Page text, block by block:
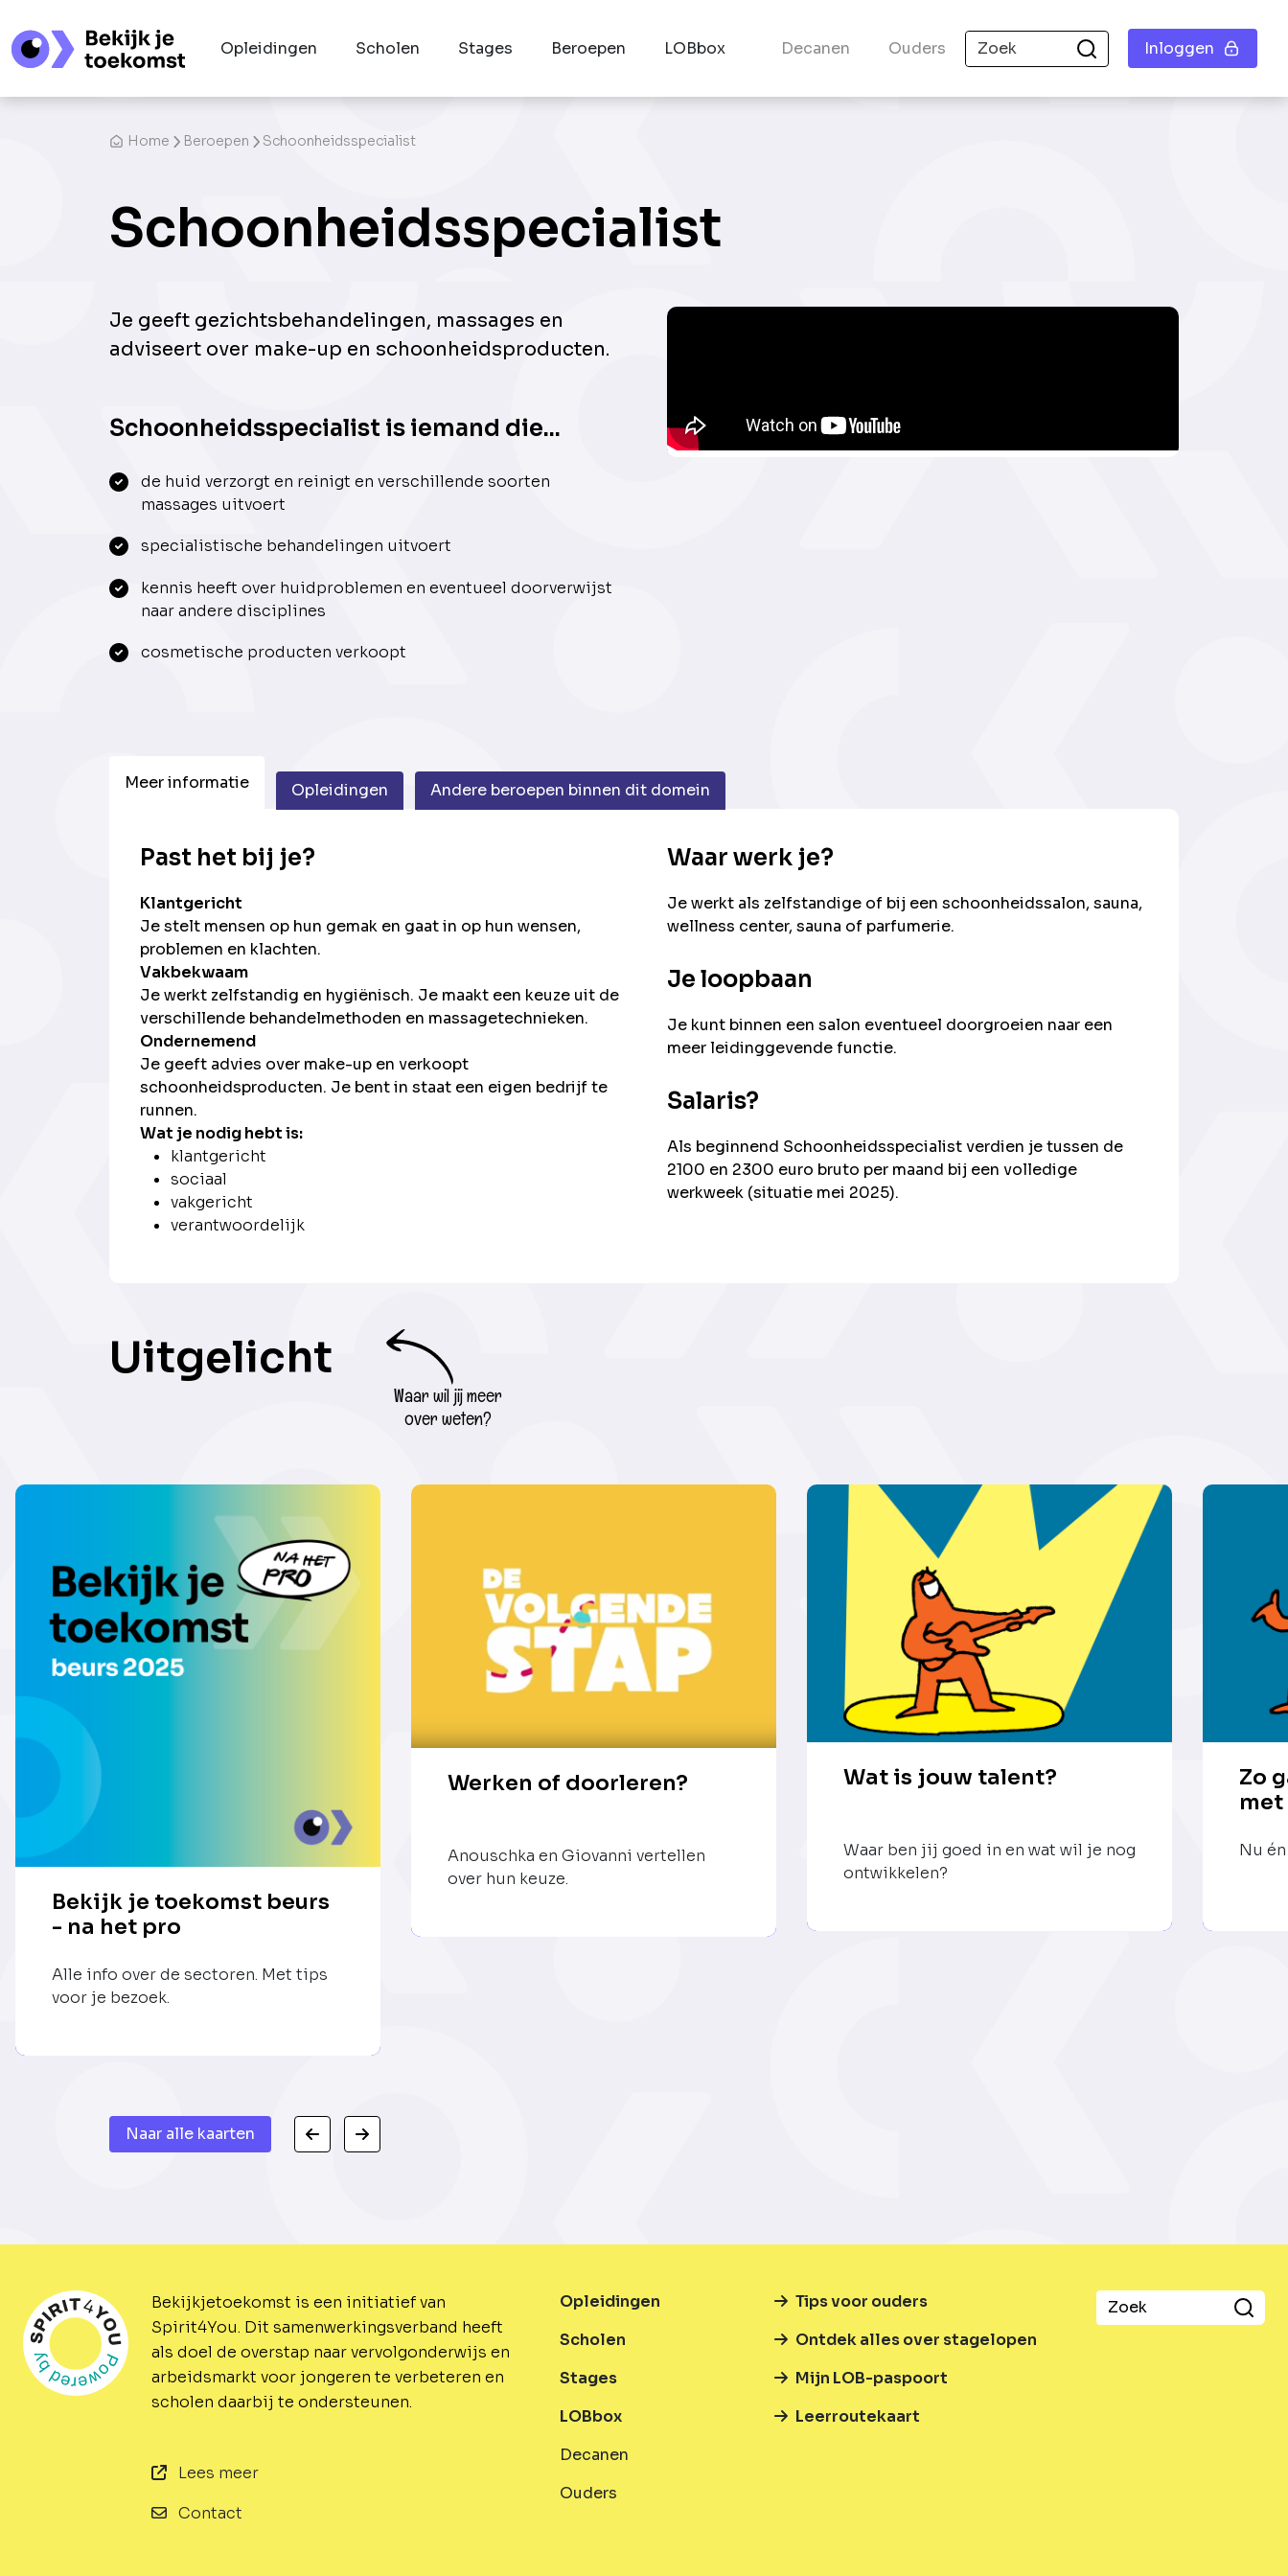
Opleidingen Scholen Stages Beroepen LOBbox Decanen Ouders Inloggen
Home Beroepen Schoonheidsspecialist
Schoonheidsspecialist
Je geeft gezichtsbehandelingen, massages en
adviseert over make-up en schoonheidsproducten.
Schoonheidsspecialist is iemand die...
de huid verzorgt en reinigt en verschillende soorten
massages uitvoert
specialistische behandelingen uitvoert
kennis heeft over huidproblemen en eventueel doorverwijst
naar andere disciplines
cosmetische producten verkoopt
Meer informatie Opleidingen Andere beroepen binnen dit domein
Past het bij je?
Klantgericht
Je stelt mensen op hun gemak en gaat in op hun wensen,
problemen en klachten.
Vakbekwaam
Je werkt zelfstandig en hygiënisch. Je maakt een keuze uit de
verschillende behandelmethoden en massagetechnieken.
Ondernemend
Je geeft advies over make-up en verkoopt
schoonheidsproducten. Je bent in staat een eigen bedrijf te
runnen.
Wat je nodig hebt is:
klantgericht
sociaal
vakgericht
verantwoordelijk
Waar werk je?
Je werkt als zelfstandige of bij een schoonheidssalon, sauna,
wellness center, sauna of parfumerie.
Je loopbaan
Je kunt binnen een salon eventueel doorgroeien naar een
meer leidinggevende functie.
Salaris?
Als beginnend Schoonheidsspecialist verdien je tussen de
2100 en 2300 euro bruto per maand bij een volledige
werkweek (situatie mei 2025).
Uitgelicht
Waar wil jij meer
over weten?
Bekijk je toekomst beurs
- na het pro
Alle info over de sectoren. Met tips
voor je bezoek.
Werken of doorleren?
Anouschka en Giovanni vertellen
over hun keuze.
Wat is jouw talent?
Waar ben jij goed in en wat wil je nog
ontwikkelen?
Zo
Nu
Naar alle kaarten
Bekijkjetoekomst is een initiatief van
Spirit4You. Dit samenwerkingsverband heeft
als doel de overstap naar vervolgonderwijs en
arbeidsmarkt voor jongeren te verbeteren en
scholen daarbij te ondersteunen.
Lees meer
Contact
Opleidingen
Scholen
Stages
LOBbox
Decanen
Ouders
Tips voor ouders
Ontdek alles over stagelopen
Mijn LOB-paspoort
Leerroutekaart